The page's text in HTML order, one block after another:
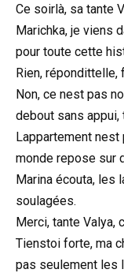
Ce soirlà, sa tante
Marichka, je viens
pour toute cette
Rien, répondittelle,
Non, ce nest pas
debout sans appui,
Lappartement nest
monde repose sur
Marina écouta, les
soulagées.
Merci, tante Valya,
Tienstoi forte, ma
pas seulement les